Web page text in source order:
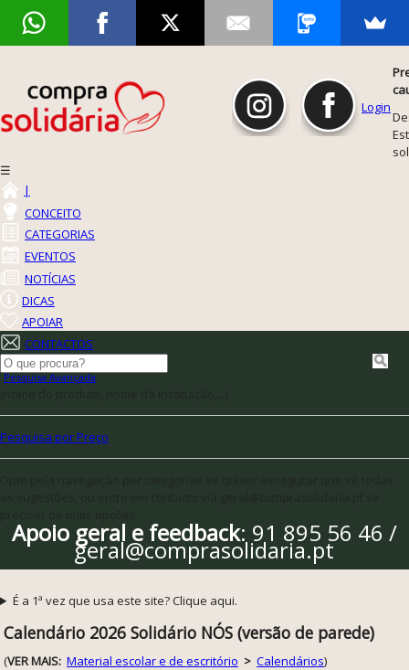
Login
☰
|
CONCEITO
CATEGORIAS
EVENTOS
NOTÍCIAS
DICAS
APOIAR
CONTACTOS
Pesquisa Avançada
Pesquisa por Preço
Apoio geral e feedback: 91 895 56 46 /
geral@comprasolidaria.pt
É a 1ª vez que usa este site? Clique aqui.
Calendário 2026 Solidário NÓS (versão de parede)
(VER MAIS: Material escolar e de escritório > Calendários)